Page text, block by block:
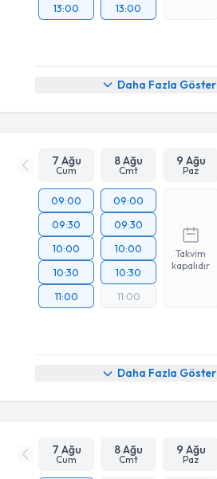
13:00
13:00
Daha Fazla Göster
7 Ağu
Cum
8 Ağu
Cmt
9 Ağu
Paz
09:00
09:30
10:00
10:30
11:00
09:00
09:30
10:00
10:30
11:00
Takvim
kapalıdır
Daha Fazla Göster
7 Ağu
Cum
8 Ağu
Cmt
9 Ağu
Paz